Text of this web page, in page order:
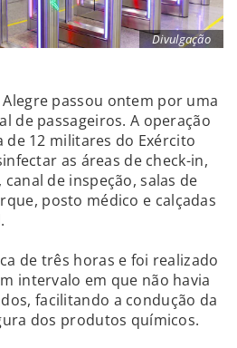
Divulgação
passou ontem por uma
de passageiros. A operação
12 militares do Exército
as áreas de check-in,
de inspeção, salas de
posto médico e calçadas
de três horas e foi realizado
intervalo em que não havia
facilitando a condução da
dos produtos químicos.